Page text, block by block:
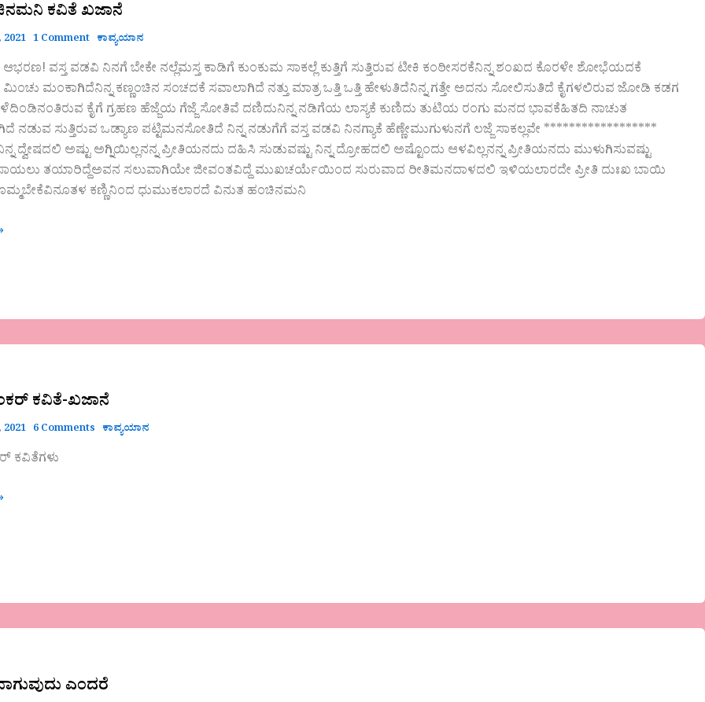
ಕವಿತೆ ಖಜಾನೆ
1 Comment ಕಾವ್ಯಯಾನ
ಆಭರಣ! ವಸ್ತ ವಡವಿ ನಿನಗೆ ಬೇಕೇ ನಲ್ಲೆಮಸ್ತ ಕಾಡಿಗೆ ಕುಂಕುಮ ಸಾಕಲ್ಲೆ ಕುತ್ತಿಗೆ ಸುತ್ತಿರುವ ಟೀಕಿ ಕಂಠೀಸರಕೆನಿನ್ನ ಶಂಖದ ಕೊರಳೇ ಶೋಭೆಯದಕೆ
ಮಂಕಾಗಿದೆನಿನ್ನ ಕಣ್ಣಂಚಿನ ಸಂಚದಕೆ ಸವಾಲಾಗಿದೆ ನತ್ತು ಮಾತ್ರ ಒತ್ತಿ ಒತ್ತಿ ಹೇಳುತಿದೆನಿನ್ನ ಗತ್ತೇ ಅದನು ಸೋಲಿಸುತಿದೆ ಕೈಗಳಲಿರುವ ಜೋಡಿ ಕಡಗ
ಕೈಗೆ ಗ್ರಹಣ ಹೆಜ್ಜೆಯ ಗೆಜ್ಜೆ ಸೋತಿವೆ ದಣಿದುನಿನ್ನ ನಡಿಗೆಯ ಲಾಸ್ಯಕೆ ಕುಣಿದು ತುಟಿಯ ರಂಗು ಮನದ ಭಾವಕೆಹಿತದಿ ನಾಚುತ
ನಡುವ ಸುತ್ತಿರುವ ಒಡ್ಯಾಣ ಪಟ್ಟಿಮನಸೋತಿದೆ ನಿನ್ನ ನಡುಗೆಗೆ ವಸ್ತ ವಡವಿ ನಿನಗ್ಯಾಕೆ ಹೆಣ್ಣೇಮುಗುಳುನಗೆ ಲಜ್ಜೆ ಸಾಕಲ್ಲವೇ ******************
ದ್ವೇಷದಲಿ ಅಷ್ಟು ಅಗ್ನಿಯಿಲ್ಲನನ್ನ ಪ್ರೀತಿಯನದು ದಹಿಸಿ ಸುಡುವಷ್ಟು ನಿನ್ನ ದ್ರೋಹದಲಿ ಅಷ್ಟೊಂದು ಆಳವಿಲ್ಲನನ್ನ ಪ್ರೀತಿಯನದು ಮುಳುಗಿಸುವಷ್ಟು
ತಯಾರಿದ್ದೆಅವನ ಸಲುವಾಗಿಯೇ ಜೀವಂತವಿದ್ದೆ ಮುಖಚರ್ಯೆಯಿಂದ ಸುರುವಾದ ರೀತಿಮನದಾಳದಲಿ ಇಳಿಯಲಾರದೇ ಪ್ರೀತಿ ದುಃಖ ಬಾಯಿ
ಕಣ್ಣಿನಿಂದ ಧುಮುಕಲಾರದೆ ವಿನುತ ಹಂಚಿನಮನಿ
ಕವಿತೆ-ಖಜಾನೆ
6 Comments ಕಾವ್ಯಯಾನ
ಕವಿತೆಗಳು
ಎಂದರೆ